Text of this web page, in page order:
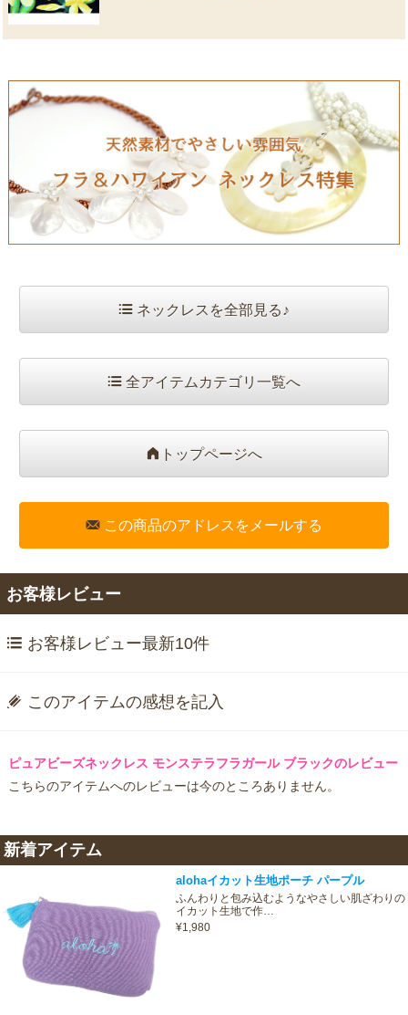
ネックレスを全部見る♪
全アイテムカテゴリ一覧へ
トップページへ
この商品のアドレスをメールする
お客様レビュー
お客様レビュー最新10件
このアイテムの感想を記入
ピュアビーズネックレス モンステラフラガール ブラックのレビュー
こちらのアイテムへのレビューは今のところありません。
新着アイテム
alohaイカット生地ポーチ パープル
ふんわりと包み込むようなやさしい肌ざわりの
イカット生地で作…
¥1,980